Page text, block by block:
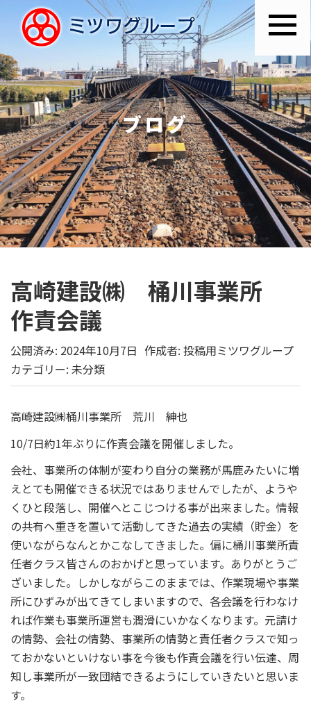
ブログ
高崎建設㈱ 桶川事業所
作責会議
公開済み: 2024年10月7日 作成者: 投稿用ミツワグループ
カテゴリー: 未分類
高崎建設㈱桶川事業所 荒川 紳也
10/7日約1年ぶりに作責会議を開催しました。
会社、事業所の体制が変わり自分の業務が馬鹿みたいに増
えとても開催できる状況ではありませんでしたが、ようや
くひと段落し、開催へとこじつける事が出来ました。情報
の共有へ重きを置いて活動してきた過去の実績（貯金）を
使いながらなんとかこなしてきました。偏に桶川事業所責
任者クラス皆さんのおかげと思っています。ありがとうご
ざいました。しかしながらこのままでは、作業現場や事業
所にひずみが出てきてしまいますので、各会議を行わなけ
れば作業も事業所運営も潤滑にいかなくなります。元請け
の情勢、会社の情勢、事業所の情勢と責任者クラスで知っ
ておかないといけない事を今後も作責会議を行い伝達、周
知し事業所が一致団結できるようにしていきたいと思いま
す。